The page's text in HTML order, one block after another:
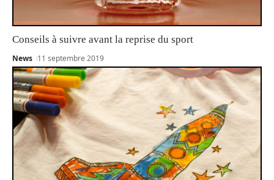
Conseils à suivre avant la reprise du sport
News 11 septembre 2019